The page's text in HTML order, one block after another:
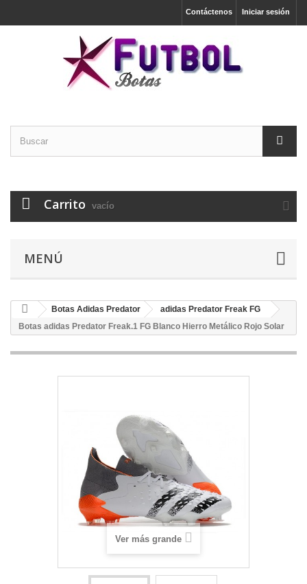
Iniciar sesión
Contáctenos
Carrito vacío
MENÚ
Botas Adidas Predator
adidas Predator Freak FG
Botas adidas Predator Freak.1 FG Blanco Hierro Metálico Rojo Solar
Ver más grande